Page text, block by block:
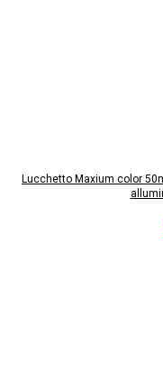
Lucchetto Maxium color